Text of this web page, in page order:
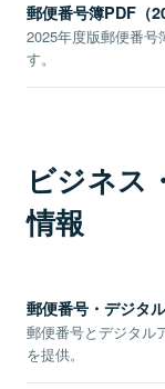
郵便番号簿PDF（
2025年度版郵便番号
す。
ビジネス
情報
郵便番号・デジタ
郵便番号とデジタル
を提供。